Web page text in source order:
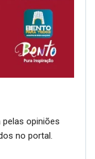
pelas opiniões
no portal.